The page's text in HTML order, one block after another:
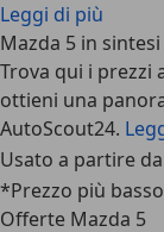
Leggi di più
Mazda 5 in sintesi
Trova qui i prezzi
ottieni una
AutoScout24.
Usato a partire da
*Prezzo più
Offerte Mazda 5